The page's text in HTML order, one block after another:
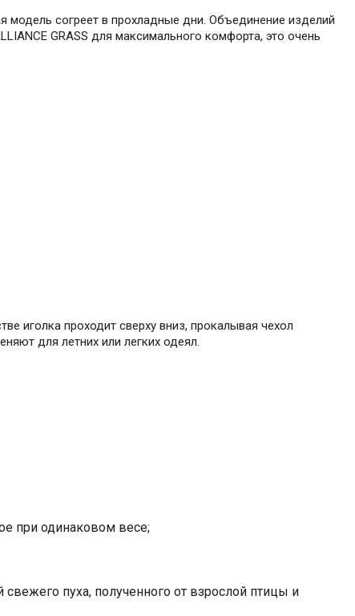
модель согреет в прохладные дни. Объединение изделий
GRASS для максимального комфорта, это очень
иголка проходит сверху вниз, прокалывая чехол
для летних или легких одеял.
при одинаковом весе;
пуха, полученного от взрослой птицы и